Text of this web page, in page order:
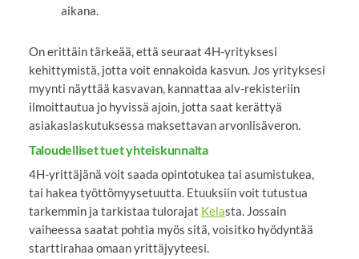
aikana.
On erittäin tärkeää, että seuraat 4H-yrityksesi
kehittymistä, jotta voit ennakoida kasvun. Jos yrityksesi
myynti näyttää kasvavan, kannattaa alv-rekisteriin
ilmoittautua jo hyvissä ajoin, jotta saat kerättyä
asiakaslaskutuksessa maksettavan arvonlisäveron.
Taloudelliset tuet yhteiskunnalta
4H-yrittäjänä voit saada opintotukea tai asumistukea,
tai hakea työttömyysetuutta. Etuuksiin voit tutustua
tarkemmin ja tarkistaa tulorajat Kelasta. Jossain
vaiheessa saatat pohtia myös sitä, voisitko hyödyntää
starttirahaa omaan yrittäjyyteesi.